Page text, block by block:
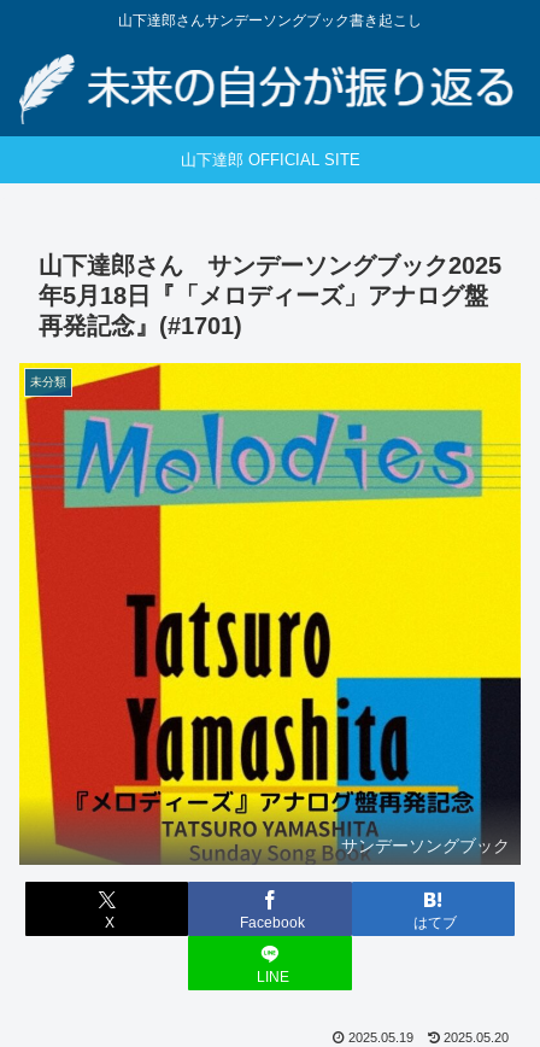
山下達郎さんサンデーソングブック書き起こし
山下達郎 OFFICIAL SITE
山下達郎さん サンデーソングブック2025
年5月18日『「メロディーズ」アナログ盤
再発記念』(#1701)
未分類
サンデーソングブック
X Facebook はてブ
LINE
2025.05.19 2025.05.20